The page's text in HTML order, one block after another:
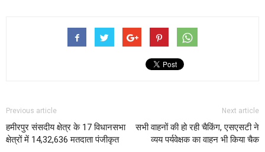
Previous article
हमीरपुर संसदीय क्षेत्र के 17 विधानसभा
क्षेत्रों में 14,32,636 मतदाता पंजीकृत
Next article
सभी वाहनों की हो रही चैकिंग, एसएसटी ने
व्यय पर्यवेक्षक का वाहन भी किया चैक